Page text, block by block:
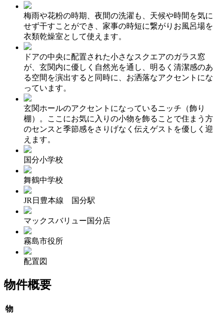
梅雨や花粉の時期、夜間の洗濯も、天候や時間を気に
せず干すことができ、家事の時短に繋がりお風呂場を
衣類乾燥室として使えます。
ドアの中央に配置された小さなスクエアのガラス窓
が、玄関内に優しく自然光を通し、明るく清潔感のあ
る空間を演出すると同時に、お洒落なアクセントにな
っています。
玄関ホールのアクセントになっているニッチ（飾り
棚）。ここにお気に入りの小物を飾ることで住まう方
のセンスと季節感をさりげなく伝えゲストを優しく迎
えます。
国分小学校
舞鶴中学校
JR日豊本線 国分駅
マックスバリュー国分店
霧島市役所
配置図
物件概要
物